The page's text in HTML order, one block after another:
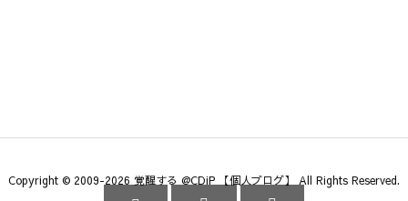
Copyright © 2009-2026 覚醒する @CDiP 【個人ブログ】 All Rights Reserved.